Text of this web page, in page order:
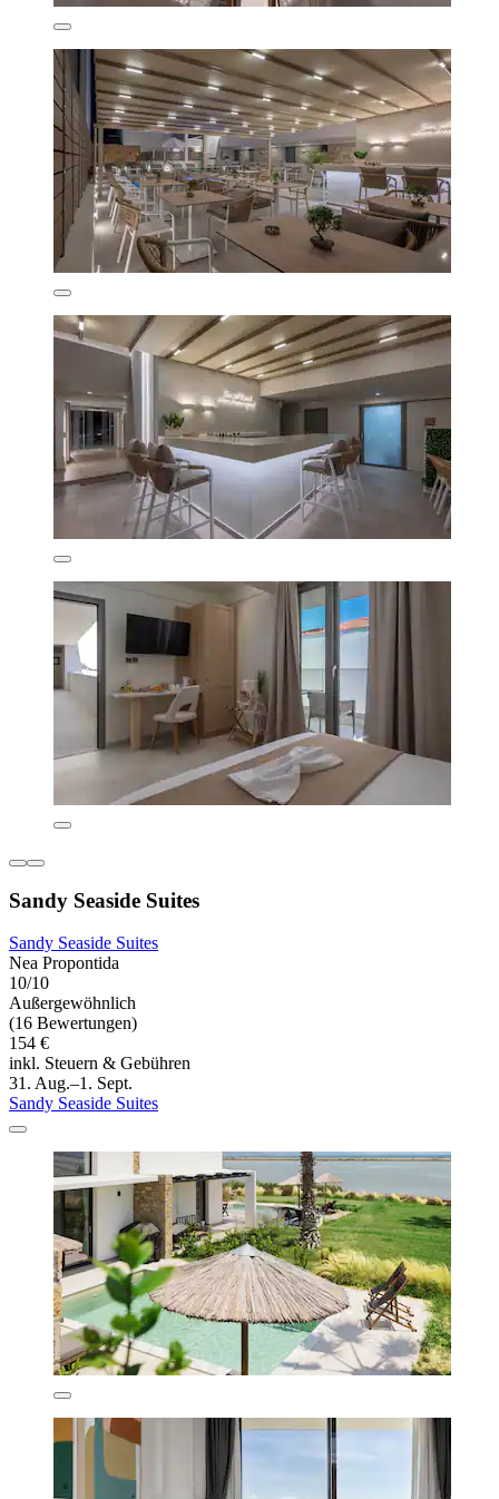
Sandy Seaside Suites
Sandy Seaside Suites
Nea Propontida
10/10
Außergewöhnlich
(16 Bewertungen)
154 €
inkl. Steuern & Gebühren
31. Aug.–1. Sept.
Sandy Seaside Suites